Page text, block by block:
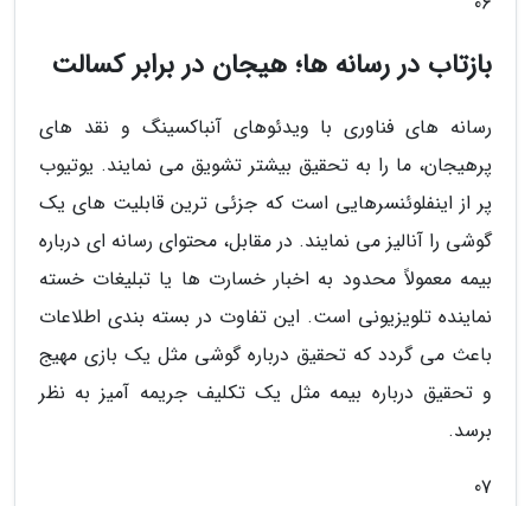
بازتاب در رسانه ها؛ هیجان در برابر کسالت
رسانه های فناوری با ویدئوهای آنباکسینگ و نقد های
پرهیجان، ما را به تحقیق بیشتر تشویق می نمایند. یوتیوب
پر از اینفلوئنسرهایی است که جزئی ترین قابلیت های یک
گوشی را آنالیز می نمایند. در مقابل، محتوای رسانه ای درباره
بیمه معمولاً محدود به اخبار خسارت ها یا تبلیغات خسته
نماینده تلویزیونی است. این تفاوت در بسته بندی اطلاعات
باعث می گردد که تحقیق درباره گوشی مثل یک بازی مهیج
و تحقیق درباره بیمه مثل یک تکلیف جریمه آمیز به نظر
برسد.
07